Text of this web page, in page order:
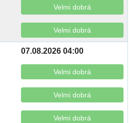
Velmi dobrá
Velmi dobrá
07.08.2026 04:00
Velmi dobrá
Velmi dobrá
Velmi dobrá